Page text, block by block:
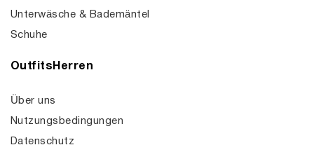
Unterwäsche & Bademäntel
Schuhe
OutfitsHerren
Über uns
Nutzungsbedingungen
Datenschutz